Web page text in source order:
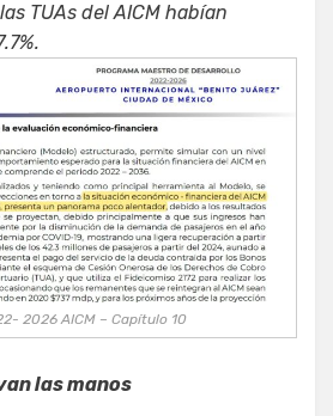
TUAs del AICM habían
2026 AICM – Capítulo 10
las manos